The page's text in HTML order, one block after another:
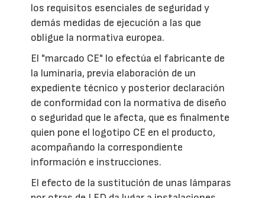
los requisitos esenciales de seguridad y
demás medidas de ejecución a las que
obligue la normativa europea.
El "marcado CE" lo efectúa el fabricante de
la luminaria, previa elaboración de un
expediente técnico y posterior declaración
de conformidad con la normativa de diseño
o seguridad que le afecta, que es finalmente
quien pone el logotipo CE en el producto,
acompañando la correspondiente
información e instrucciones.
El efecto de la sustitución de unas lámparas